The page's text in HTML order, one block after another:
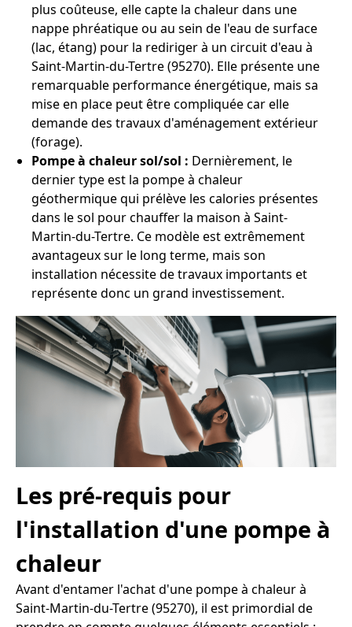
plus coûteuse, elle capte la chaleur dans une
nappe phréatique ou au sein de l'eau de surface
(lac, étang) pour la rediriger à un circuit d'eau à
Saint-Martin-du-Tertre (95270). Elle présente une
remarquable performance énergétique, mais sa
mise en place peut être compliquée car elle
demande des travaux d'aménagement extérieur
(forage).
Pompe à chaleur sol/sol : Dernièrement, le
dernier type est la pompe à chaleur
géothermique qui prélève les calories présentes
dans le sol pour chauffer la maison à Saint-
Martin-du-Tertre. Ce modèle est extrêmement
avantageux sur le long terme, mais son
installation nécessite de travaux importants et
représente donc un grand investissement.
Les pré-requis pour
l'installation d'une pompe à
chaleur
Avant d'entamer l'achat d'une pompe à chaleur à
Saint-Martin-du-Tertre (95270), il est primordial de